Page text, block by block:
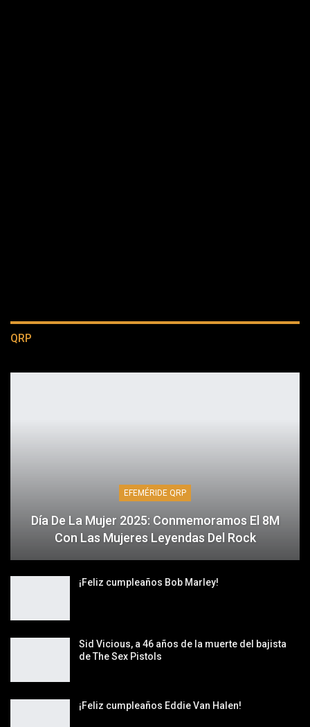
QRP
EFEMÉRIDE QRP
Día De La Mujer 2025: Conmemoramos El 8M
Con Las Mujeres Leyendas Del Rock
¡Feliz cumpleaños Bob Marley!
Sid Vicious, a 46 años de la muerte del bajista
de The Sex Pistols
¡Feliz cumpleaños Eddie Van Halen!